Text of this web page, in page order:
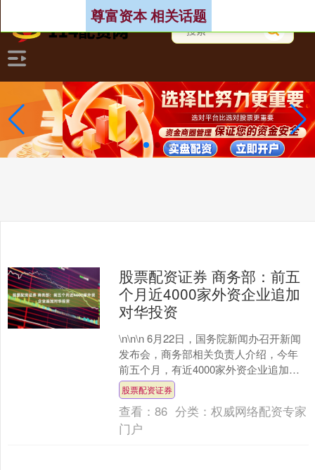
尊富资本 相关话题
股票配资证券 商务部：前五
个月近4000家外资企业追加
对华投资
\n\n\n 6月22日，国务院新闻办召开新闻
发布会，商务部相关负责人介绍，今年
前五个月，有近4000家外资企业追加对
华投资。下一步，我国将围绕稳存量、
扩增量、....
股票配资证券
查看：86 分类：权威网络配资专家
门户